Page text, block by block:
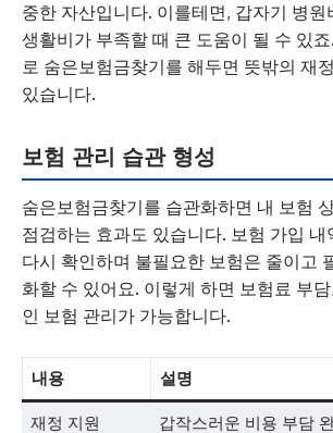
중한 자산입니다. 이를테면, 갑자기 병
생활비가 부족할 때 큰 도움이 될 수 있
로 숨은보험금찾기를 해두면 뜻밖의 재
있습니다.
보험 관리 습관 형성
숨은보험금찾기를 습관화하면 내 보험
점검하는 효과도 있습니다. 보험 가입 내
다시 확인하며 불필요한 보험은 줄이고
화할 수 있어요. 이렇게 하면 보험료 부
인 보험 관리가 가능합니다.
내용 설명
재정 지원 갑작스러운 비용 부담